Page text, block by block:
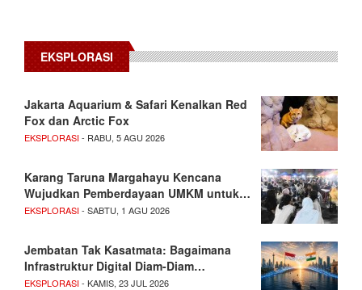
EKSPLORASI
Jakarta Aquarium & Safari Kenalkan Red
Fox dan Arctic Fox
EKSPLORASI- RABU, 5 AGU 2026
Karang Taruna Margahayu Kencana
Wujudkan Pemberdayaan UMKM untuk…
EKSPLORASI- SABTU, 1 AGU 2026
Jembatan Tak Kasatmata: Bagaimana
Infrastruktur Digital Diam-Diam…
EKSPLORASI- KAMIS, 23 JUL 2026